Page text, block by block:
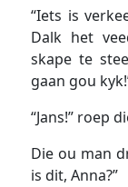
“Iets is
Dalk het
skape te
gaan gou
“Jans!” roep
Die ou man
is dit, Anna?”